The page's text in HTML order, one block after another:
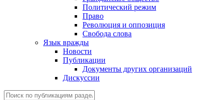
Политический режим
Право
Революция и оппозиция
Свобода слова
Язык вражды
Новости
Публикации
Документы других организаций
Дискуссии